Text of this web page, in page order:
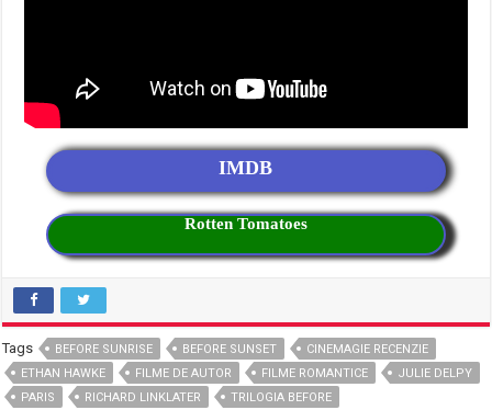
IMDB
Rotten Tomatoes
Tags BEFORE SUNRISE BEFORE SUNSET
CINEMAGIE RECENZIE
ETHAN HAWKE
FILME DE AUTOR FILME ROMANTICE
JULIE DELPY
PARIS
RICHARD LINKLATER TRILOGIA BEFORE